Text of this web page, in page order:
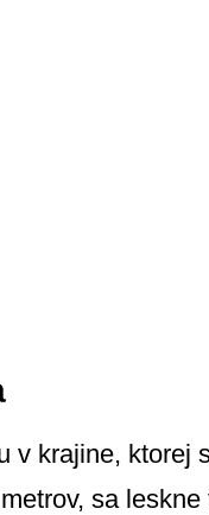
v krajine, ktorej
sa